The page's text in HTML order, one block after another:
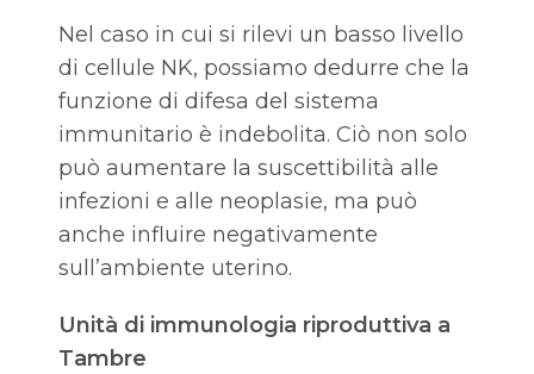
Nel caso in cui si rilevi un basso livello
di cellule NK, possiamo dedurre che la
funzione di difesa del sistema
immunitario è indebolita. Ciò non solo
può aumentare la suscettibilità alle
infezioni e alle neoplasie, ma può
anche influire negativamente
sull’ambiente uterino.
Unità di immunologia riproduttiva a
Tambre